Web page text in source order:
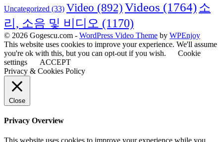
Uncategorized (33) Video (892)Videos (1764) 소
리, 소음 및 비디오 (1170)
© 2026 Gogescu.com - WordPress Video Theme by WPEnjoy
This website uses cookies to improve your experience. We'll assume
you're ok with this, but you can opt-out if you wish.
Cookie
settings
ACCEPT
Privacy & Cookies Policy
Close
Privacy Overview
This website uses cookies to improve your experience while you